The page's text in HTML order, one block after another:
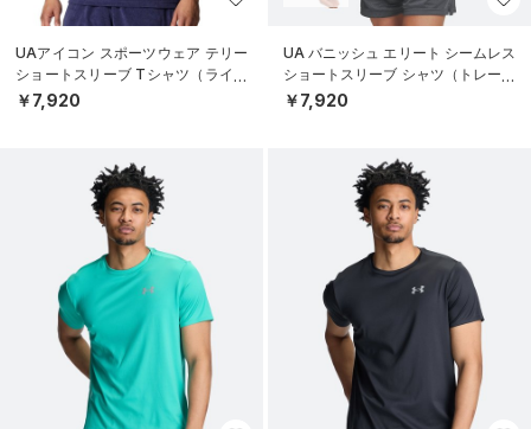
UAアイコン スポーツウェア テリー
ショートスリーブ Tシャツ（ライフ
スタイル/MEN）
￥7,920
UA バニッシュ エリート シームレス
ショートスリーブ シャツ（トレーニ
ング/MEN）
￥7,920